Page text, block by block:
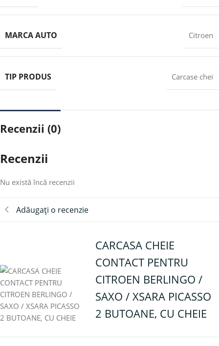
MARCA AUTO Citroen
TIP PRODUS Carcase chei
Recenzii (0)
Recenzii
Nu există încă recenzii
Adăugați o recenzie
CARCASA CHEIE
CONTACT PENTRU
CITROEN BERLINGO /
SAXO / XSARA PICASSO
2 BUTOANE, CU CHEIE